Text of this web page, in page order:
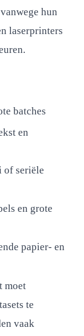
hun
laserprinters
batches
en
of seriële
en grote
papier- en
moet
te
vaak